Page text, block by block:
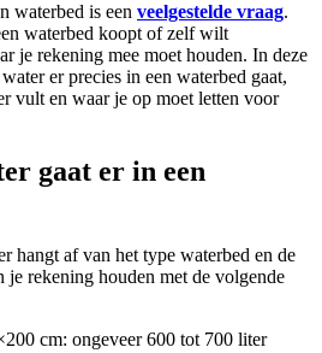
waterbed is een veelgestelde vraag.
waterbed koopt of zelf wilt
je rekening mee moet houden. In deze
er precies in een waterbed gaat,
vult en waar je op moet letten voor
gaat er in een
hangt af van het type waterbed en de
rekening houden met de volgende
cm: ongeveer 600 tot 700 liter